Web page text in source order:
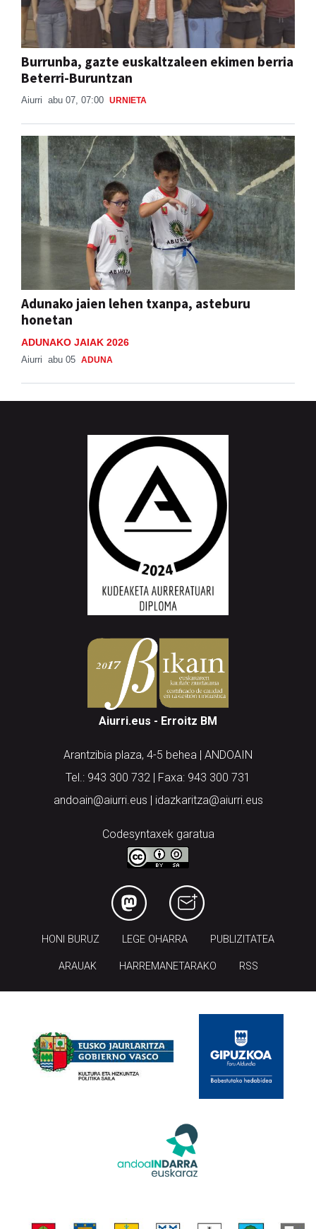
Burrunba, gazte euskaltzaleen ekimen berria
Beterri-Buruntzan
Aiurri abu 07, 07:00 URNIETA
Adunako jaien lehen txanpa, asteburu
honetan
ADUNAKO JAIAK 2026
Aiurri abu 05 ADUNA
Aiurri.eus - Erroitz BM
Arantzibia plaza, 4-5 behea | ANDOAIN
Tel.: 943 300 732 | Faxa: 943 300 731
andoain@aiurri.eus | idazkaritza@aiurri.eus
Codesyntaxek garatua
HONI BURUZ LEGE OHARRA PUBLIZITATEA
ARAUAK HARREMANETARAKO RSS